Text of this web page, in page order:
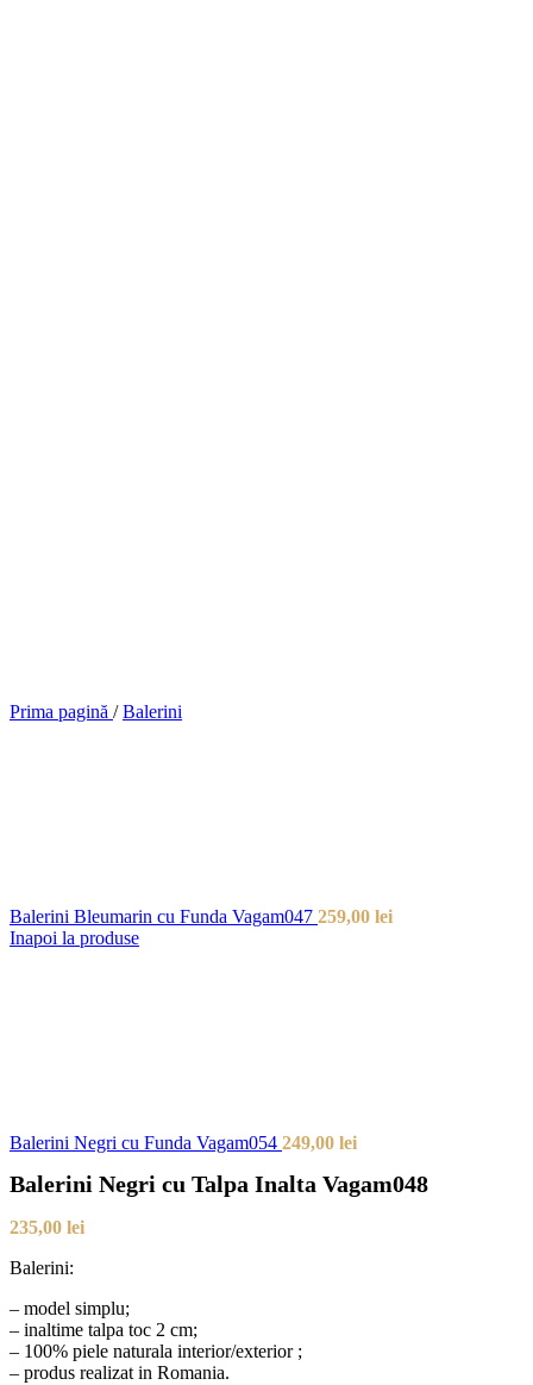
Prima pagină / Balerini
Balerini Bleumarin cu Funda Vagam047 259,00 lei
Inapoi la produse
Balerini Negri cu Funda Vagam054 249,00 lei
Balerini Negri cu Talpa Inalta Vagam048
235,00 lei
Balerini:
– model simplu;
– inaltime talpa toc 2 cm;
– 100% piele naturala interior/exterior ;
– produs realizat in Romania.